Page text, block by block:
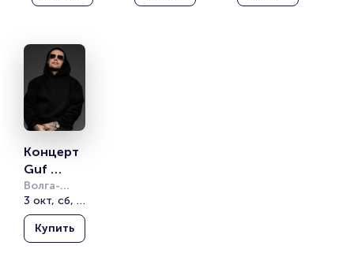
Концерт
Guf
«Прощал
ьный
тур»
Волга-
Спорт-
Арена
3 окт, сб, 19:00
Купить